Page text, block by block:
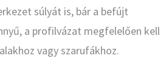
súlyát is, bár a befújt
a profilvázat megfelelően kell
vagy szarufákhoz.